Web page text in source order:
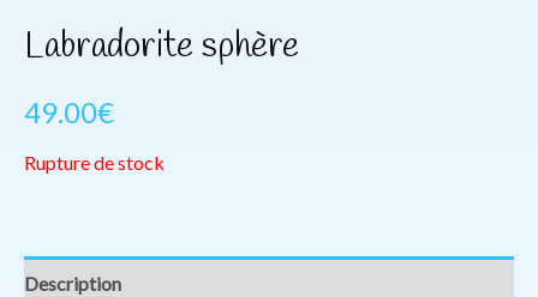
Labradorite sphère
49.00€
Rupture de stock
Description